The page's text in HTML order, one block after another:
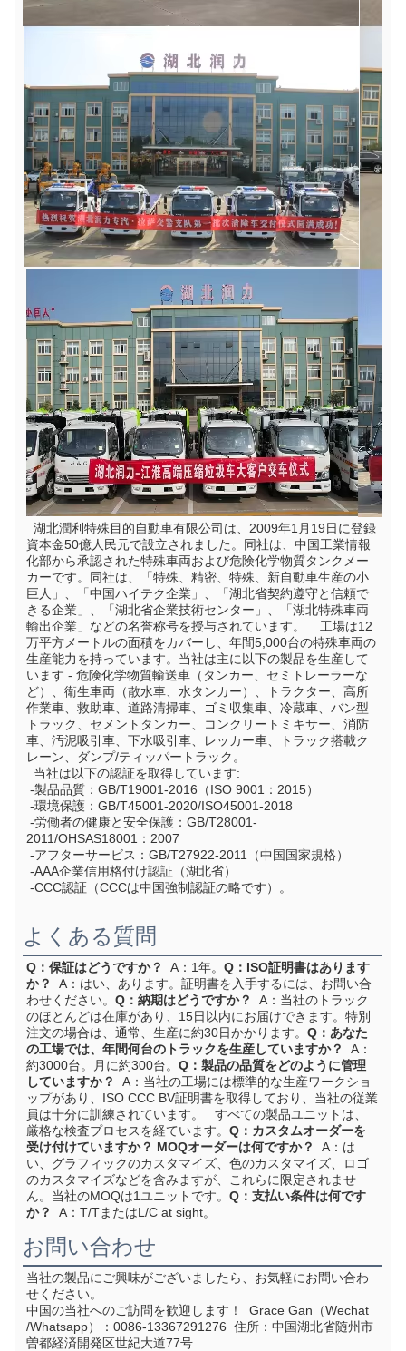
資本金50億人民元で設立されました。同社は、中国工業情報
化部から承認された特殊車両および危険化学物質タンクメー
カーです。同社は、「特殊、精密、特殊、新自動車生産の小
巨人」、「中国ハイテク企業」、「湖北省契約遵守と信頼で
きる企業」、「湖北省企業技術センター」、「湖北特殊車両
輸出企業」などの名誉称号を授与されています。    工場は12
万平方メートルの面積をカバーし、年間5,000台の特殊車両の
生産能力を持っています。当社は主に以下の製品を生産して
います - 危険化学物質輸送車（タンカー、セミトレーラーな
ど）、衛生車両（散水車、水タンカー）、トラクター、高所
作業車、救助車、道路清掃車、ゴミ収集車、冷蔵車、バン型
トラック、セメントタンカー、コンクリートミキサー、消防
車、汚泥吸引車、下水吸引車、レッカー車、トラック搭載ク
レーン、ダンプ/ティッパートラック。
  当社は以下の認証を取得しています:
-製品品質：GB/T19001-2016（ISO 9001：2015）
-環境保護：GB/T45001-2020/ISO45001-2018
2011/OHSAS18001：2007
-アフターサービス：GB/T27922-2011（中国国家規格）
-AAA企業信用格付け認証（湖北省）
-CCC認証（CCCは中国強制認証の略です）。
よくある質問
Q：保証はどうですか？
  A：1年。
Q：ISO証明書はあります
か？
  A：はい、あります。証明書を入手するには、お問い合
わせください。 Q：納期はどうですか？
  A：当社のトラック
のほとんどは在庫があり、15日以内にお届けできます。特別
注文の場合は、通常、生産に約30日かかります。 Q：あなた
の工場では、年間何台のトラックを生産していますか？
  A：
約3000台。月に約300台。 Q：製品の品質をどのように管理
していますか？
  A：当社の工場には標準的な生産ワークショ
ップがあり、ISO CCC BV証明書を取得しており、当社の従業
員は十分に訓練されています。   すべての製品ユニットは、
厳格な検査プロセスを経ています。 Q：カスタムオーダーを
受け付けていますか？ MOQオーダーは何ですか？
  A：は
い、グラフィックのカスタマイズ、色のカスタマイズ、ロゴ
のカスタマイズなどを含みますが、これらに限定されませ
ん。当社のMOQは1ユニットです。 Q：支払い条件は何です
か？
  A：T/TまたはL/C at sight。
お問い合わせ
当社の製品にご興味がございましたら、お気軽にお問い合わ
せください。
中国の当社へのご訪問を歓迎します！
  Grace Gan（Wechat
/Whatsapp）：0086-13367291276  住所： 中国湖北省随州市
曽都経済開発区世紀大道77号